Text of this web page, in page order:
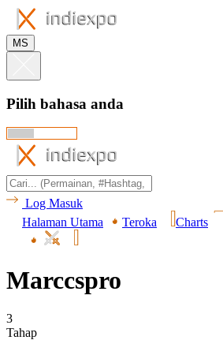
MS
Pilih bahasa anda
Log Masuk
Halaman Utama
Teroka Charts
Marccspro
3
Tahap